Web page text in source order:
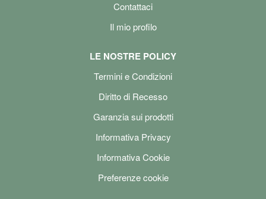
Contattaci
Il mio profilo
LE NOSTRE POLICY
Termini e Condizioni
Diritto di Recesso
Garanzia sui prodotti
Informativa Privacy
Informativa Cookie
Preferenze cookie